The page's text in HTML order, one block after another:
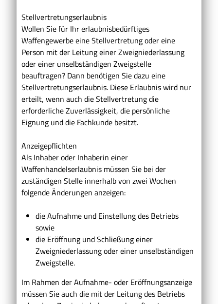
Stellvertretungserlaubnis
Wollen Sie für Ihr erlaubnisbedürftiges
Waffengewerbe eine Stellvertretung oder eine
Person mit der Leitung einer Zweigniederlassung
oder einer unselbständigen Zweigstelle
beauftragen? Dann benötigen Sie dazu eine
Stellvertretungserlaubnis. Diese Erlaubnis wird nur
erteilt, wenn auch die Stellvertretung die
erforderliche Zuverlässigkeit, die persönliche
Eignung und die Fachkunde besitzt.
Anzeigepflichten
Als Inhaber oder Inhaberin einer
Waffenhandelserlaubnis müssen Sie bei der
zuständigen Stelle innerhalb von zwei Wochen
folgende Änderungen anzeigen:
die Aufnahme und Einstellung des Betriebs
sowie
die Eröffnung und Schließung einer
Zweigniederlassung oder einer unselbständigen
Zweigstelle.
Im Rahmen der Aufnahme- oder Eröffnungsanzeige
müssen Sie auch die mit der Leitung des Betriebs